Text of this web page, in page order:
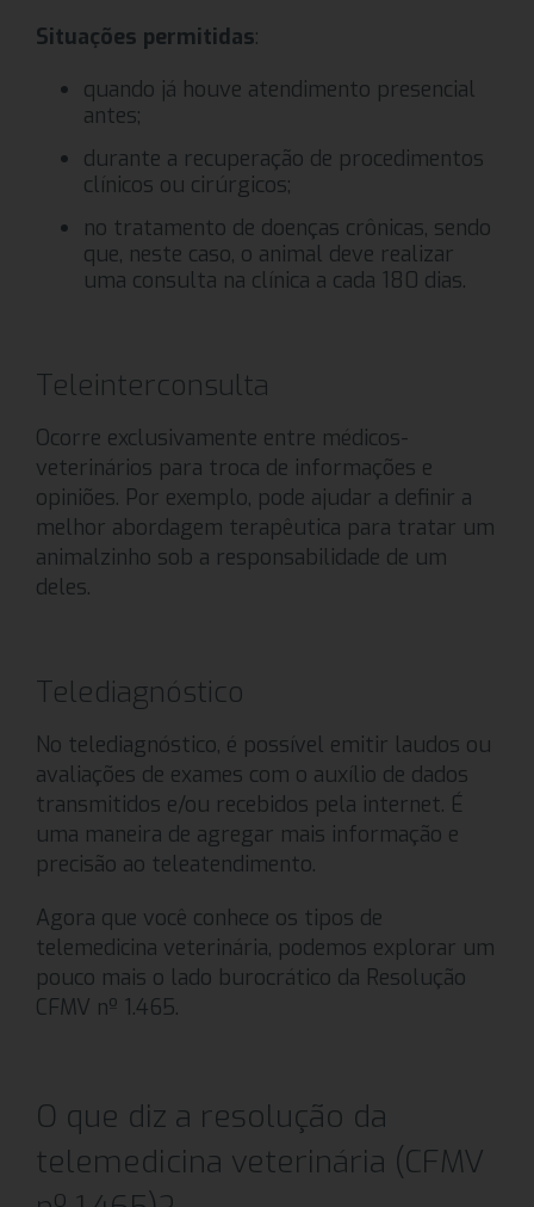
Situações permitidas:
quando já houve atendimento presencial
antes;
durante a recuperação de procedimentos
clínicos ou cirúrgicos;
no tratamento de doenças crônicas, sendo
que, neste caso, o animal deve realizar
uma consulta na clínica a cada 180 dias.
Teleinterconsulta
Ocorre exclusivamente entre médicos-
veterinários para troca de informações e
opiniões. Por exemplo, pode ajudar a definir a
melhor abordagem terapêutica para tratar um
animalzinho sob a responsabilidade de um
deles.
Telediagnóstico
No telediagnóstico, é possível emitir laudos ou
avaliações de exames com o auxílio de dados
transmitidos e/ou recebidos pela internet. É
uma maneira de agregar mais informação e
precisão ao teleatendimento.
Agora que você conhece os tipos de
telemedicina veterinária, podemos explorar um
pouco mais o lado burocrático da Resolução
CFMV nº 1.465.
O que diz a resolução da
telemedicina veterinária (CFMV